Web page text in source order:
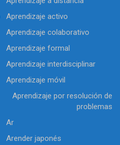
Aprendizaje activo
Aprendizaje colaborativo
Aprendizaje formal
Aprendizaje interdisciplinar
Aprendizaje móvil
Aprendizaje por resolución de
problemas
Ar
Arender japonés